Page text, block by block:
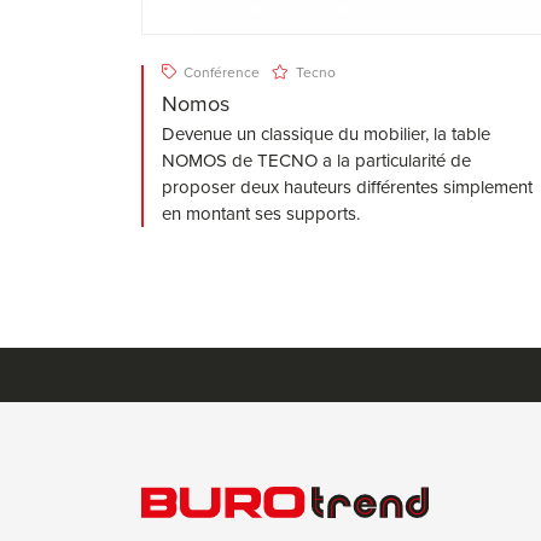
Conférence Tecno
Nomos
Devenue un classique du mobilier, la table
NOMOS de TECNO a la particularité de
proposer deux hauteurs différentes simplement
en montant ses supports.